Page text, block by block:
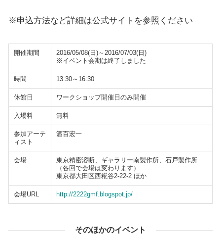
※申込方法など詳細は公式サイトを参照ください
開催期間
2016/05/08(日)～2016/07/03(日)
※イベント会期は終了しました
時間 13:30～16:30
休館日 ワークショップ開催日のみ開催
入場料 無料
参加アーテ
ィスト
酒百宏一
会場
東京精密溶断、ギャラリー南製作所、石戸製作所
（各回で会場は変わります）
東京都大田区西糀谷2-22-2 ほか
会場URL http://2222gmf.blogspot.jp/
そのほかのイベント